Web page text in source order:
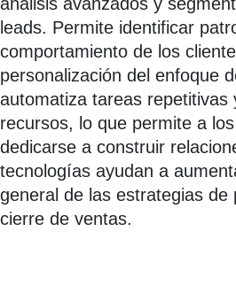
leads. Permite identificar
comportamiento de los
personalización del enfoque
automatiza tareas repetitivas
recursos, lo que permite a
dedicarse a construir
tecnologías ayudan a
general de las estrategias de
cierre de ventas.